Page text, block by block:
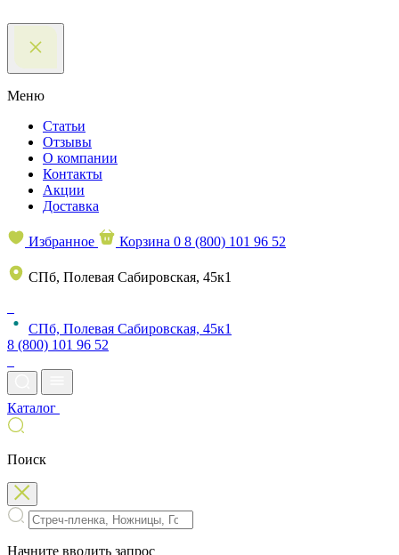
Меню
Статьи
Отзывы
О компании
Контакты
Акции
Доставка
Избранное Корзина 0 8 (800) 101 96 52
СПб, Полевая Сабировская, 45к1
СПб, Полевая Сабировская, 45к1
8 (800) 101 96 52
Каталог
Поиск
Начните вводить запрос